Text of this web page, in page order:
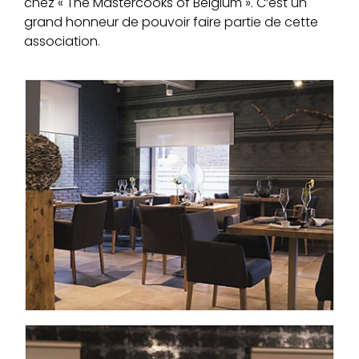
grand honneur de pouvoir faire partie de cette
association.